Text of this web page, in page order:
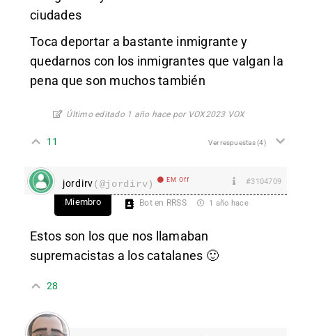
ciudades
Toca deportar a bastante inmigrante y
quedarnos con los inmigrantes que valgan la
pena que son muchos también
Último editado 1 año hace por VOX2023 VOX
11 Ver respuestas(4)
jordirv(@jordirv) EM Off #3104709
Miembro Bot en RRSS 1 año hace
Estos son los que nos llamaban
supremacistas a los catalanes 🙂
28